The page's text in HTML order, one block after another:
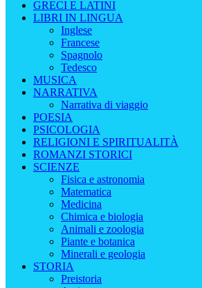
GRECI E LATINI
LIBRI IN LINGUA
Inglese
Francese
Spagnolo
Tedesco
MUSICA
NARRATIVA
Narrativa di viaggio
POESIA
PSICOLOGIA
RELIGIONI E SPIRITUALITÀ
ROMANZI STORICI
SCIENZE
Fisica e astronomia
Matematica
Medicina
Chimica e biologia
Animali e zoologia
Piante e botanica
Minerali e geologia
STORIA
Preistoria